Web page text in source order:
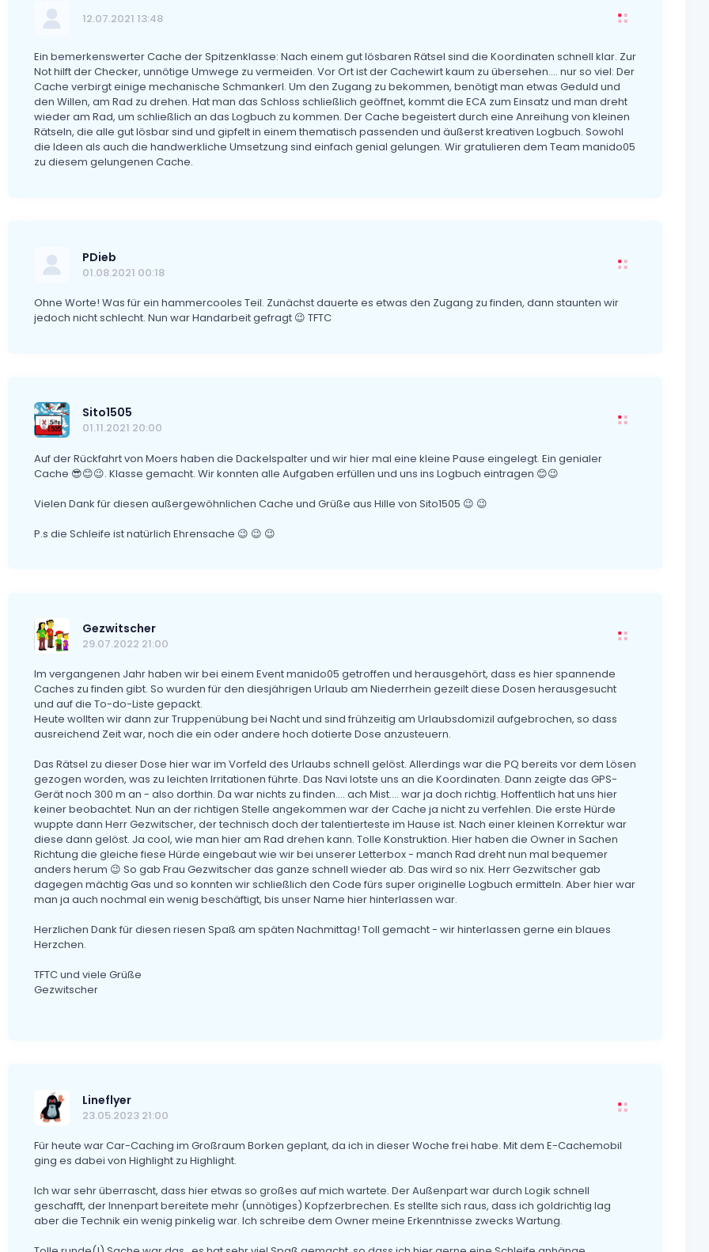
12.07.2021 13:48
Ein bemerkenswerter Cache der Spitzenklasse: Nach einem gut lösbaren Rätsel sind die Koordinaten schnell klar. Zur
Not hilft der Checker, unnötige Umwege zu vermeiden. Vor Ort ist der Cachewirt kaum zu übersehen…. nur so viel: Der
Cache verbirgt einige mechanische Schmankerl. Um den Zugang zu bekommen, benötigt man etwas Geduld und
den Willen, am Rad zu drehen. Hat man das Schloss schließlich geöffnet, kommt die ECA zum Einsatz und man dreht
wieder am Rad, um schließlich an das Logbuch zu kommen. Der Cache begeistert durch eine Anreihung von kleinen
Rätseln, die alle gut lösbar sind und gipfelt in einem thematisch passenden und äußerst kreativen Logbuch. Sowohl
die Ideen als auch die handwerkliche Umsetzung sind einfach genial gelungen. Wir gratulieren dem Team manido05
zu diesem gelungenen Cache.
PDieb
01.08.2021 00:18
Ohne Worte! Was für ein hammercooles Teil. Zunächst dauerte es etwas den Zugang zu finden, dann staunten wir
jedoch nicht schlecht. Nun war Handarbeit gefragt 😉 TFTC
Sito1505
01.11.2021 20:00
Auf der Rückfahrt von Moers haben die Dackelspalter und wir hier mal eine kleine Pause eingelegt. Ein genialer
Cache 😎😊😉. Klasse gemacht. Wir konnten alle Aufgaben erfüllen und uns ins Logbuch eintragen 😊😉
Vielen Dank für diesen außergewöhnlichen Cache und Grüße aus Hille von Sito1505 😉 😉
P.s die Schleife ist natürlich Ehrensache 😉 😉 😉
Gezwitscher
29.07.2022 21:00
Im vergangenen Jahr haben wir bei einem Event manido05 getroffen und herausgehört, dass es hier spannende
Caches zu finden gibt. So wurden für den diesjährigen Urlaub am Niederrhein gezeilt diese Dosen herausgesucht
und auf die To-do-Liste gepackt.
Heute wollten wir dann zur Truppenübung bei Nacht und sind frühzeitig am Urlaubsdomizil aufgebrochen, so dass
ausreichend Zeit war, noch die ein oder andere hoch dotierte Dose anzusteuern.
Das Rätsel zu dieser Dose hier war im Vorfeld des Urlaubs schnell gelöst. Allerdings war die PQ bereits vor dem Lösen
gezogen worden, was zu leichten Irritationen führte. Das Navi lotste uns an die Koordinaten. Dann zeigte das GPS-
Gerät noch 300 m an - also dorthin. Da war nichts zu finden.... ach Mist.... war ja doch richtig. Hoffentlich hat uns hier
keiner beobachtet. Nun an der richtigen Stelle angekommen war der Cache ja nicht zu verfehlen. Die erste Hürde
wuppte dann Herr Gezwitscher, der technisch doch der talentierteste im Hause ist. Nach einer kleinen Korrektur war
diese dann gelöst. Ja cool, wie man hier am Rad drehen kann. Tolle Konstruktion. Hier haben die Owner in Sachen
Richtung die gleiche fiese Hürde eingebaut wie wir bei unserer Letterbox - manch Rad dreht nun mal bequemer
anders herum 😉 So gab Frau Gezwitscher das ganze schnell wieder ab. Das wird so nix. Herr Gezwitscher gab
dagegen mächtig Gas und so konnten wir schließlich den Code fürs super originelle Logbuch ermitteln. Aber hier war
man ja auch nochmal ein wenig beschäftigt, bis unser Name hier hinterlassen war.
Herzlichen Dank für diesen riesen Spaß am späten Nachmittag! Toll gemacht - wir hinterlassen gerne ein blaues
Herzchen.
TFTC und viele Grüße
Gezwitscher
Lineflyer
23.05.2023 21:00
Für heute war Car-Caching im Großraum Borken geplant, da ich in dieser Woche frei habe. Mit dem E-Cachemobil
ging es dabei von Highlight zu Highlight.
Ich war sehr überrascht, dass hier etwas so großes auf mich wartete. Der Außenpart war durch Logik schnell
geschafft, der Innenpart bereitete mehr (unnötiges) Kopfzerbrechen. Es stellte sich raus, dass ich goldrichtig lag
aber die Technik ein wenig pinkelig war. Ich schreibe dem Owner meine Erkenntnisse zwecks Wartung.